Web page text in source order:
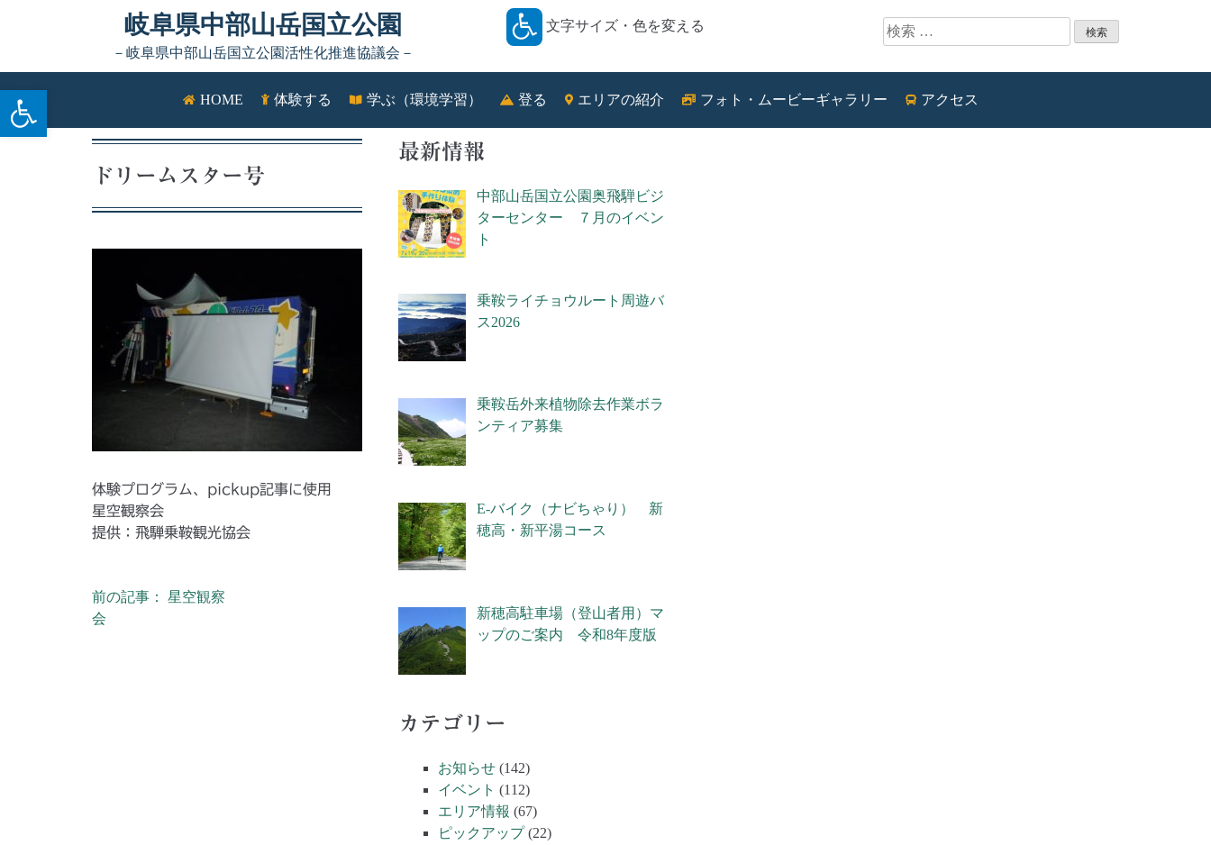
ツールバーを開く
岐阜県中部山岳国立公園
－岐阜県中部山岳国立公園活性化推進協議会－
文字サイズ・色を変える 検索:
HOME 体験する 学ぶ（環境学習） 登る エリアの紹介 フォト・ムービーギャラリー アクセス
ドリームスター号
体験プログラム、pickup記事に使用
星空観察会
提供：飛騨乗鞍観光協会
投稿ナビゲーション
前の記事： 星空観察
会
最新情報
中部山岳国立公園奥飛騨ビジ
ターセンター ７月のイベン
ト
乗鞍ライチョウルート周遊バ
ス2026
乗鞍岳外来植物除去作業ボラ
ンティア募集
E-バイク（ナビちゃり） 新
穂高・新平湯コース
新穂高駐車場（登山者用）マ
ップのご案内 令和8年度版
カテゴリー
お知らせ (142)
イベント (112)
エリア情報 (67)
ピックアップ(22)